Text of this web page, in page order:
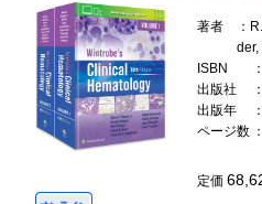
著者
：
ISBN
出版社
出版年
ページ数
定価